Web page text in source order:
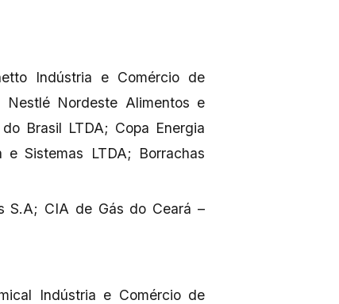
Indústria e Comércio de
Nordeste Alimentos e
Brasil LTDA; Copa Energia
e Sistemas LTDA; Borrachas
S.A; CIA de Gás do Ceará –
Indústria e Comércio de